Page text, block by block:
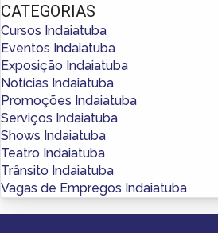
CATEGORIAS
Cursos Indaiatuba
Eventos Indaiatuba
Exposição Indaiatuba
Notícias Indaiatuba
Promoções Indaiatuba
Serviços Indaiatuba
Shows Indaiatuba
Teatro Indaiatuba
Trânsito Indaiatuba
Vagas de Empregos Indaiatuba